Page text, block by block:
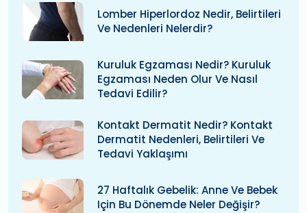
Lomber Hiperlordoz Nedir, Belirtileri
Ve Nedenleri Nelerdir?
Kuruluk Egzaması Nedir? Kuruluk
Egzaması Neden Olur Ve Nasıl
Tedavi Edilir?
Kontakt Dermatit Nedir? Kontakt
Dermatit Nedenleri, Belirtileri Ve
Tedavi Yaklaşımı
27 Haftalık Gebelik: Anne Ve Bebek
Için Bu Dönemde Neler Değişir?